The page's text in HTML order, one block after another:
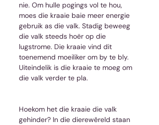
nie. Om hulle pogings vol te hou,
moes die kraaie baie meer energie
gebruik as die valk. Stadig beweeg
die valk steeds hoër op die
lugstrome. Die kraaie vind dit
toenemend moeiliker om by te bly.
Uiteindelik is die kraaie te moeg om
die valk verder te pla.
Hoekom het die kraaie die valk
gehinder? In die dierewêreld staan